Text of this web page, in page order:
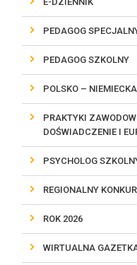
PEDAGOG
PEDAGOG SZKOLNY
POLSKO –
PRAKTYKI
DOŚWIADCZENIE I
PSYCHOLOG
REGIONALNY
ROK 2026
WIRTUALNA